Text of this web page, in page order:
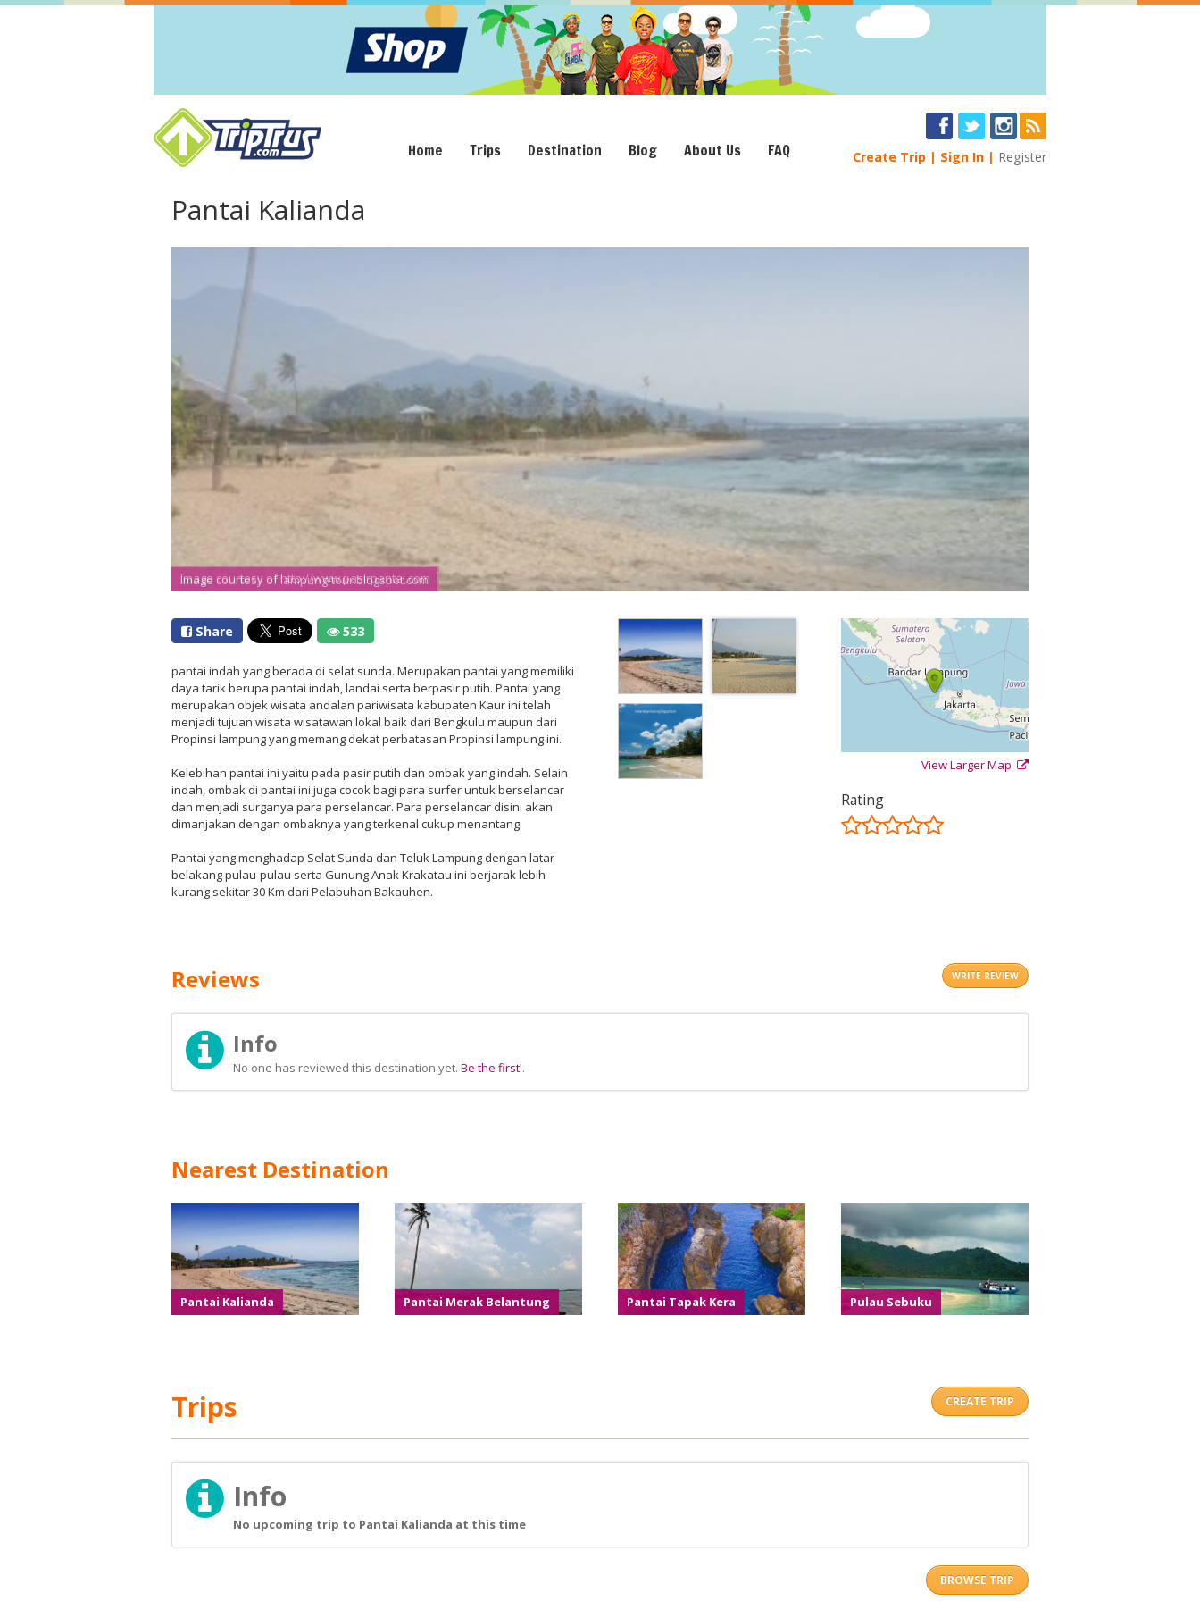
Home Trips Destination Blog About Us FAQ Create Trip Sign In Register
Pantai Kalianda
Image courtesy of http://www.pasirpantai.com
Image courtesy of lampung-tour.blogspot.com
Share 533
pantai indah yang berada di selat sunda. Merupakan pantai yang memiliki
daya tarik berupa pantai indah, landai serta berpasir putih. Pantai yang
merupakan objek wisata andalan pariwisata kabupaten Kaur ini telah
menjadi tujuan wisata wisatawan lokal baik dari Bengkulu maupun dari
Propinsi lampung yang memang dekat perbatasan Propinsi lampung ini.
Kelebihan pantai ini yaitu pada pasir putih dan ombak yang indah. Selain
indah, ombak di pantai ini juga cocok bagi para surfer untuk berselancar
dan menjadi surganya para perselancar. Para perselancar disini akan
dimanjakan dengan ombaknya yang terkenal cukup menantang.
Pantai yang menghadap Selat Sunda dan Teluk Lampung dengan latar
belakang pulau-pulau serta Gunung Anak Krakatau ini berjarak lebih
kurang sekitar 30 Km dari Pelabuhan Bakauhen.
View Larger Map
Rating
WRITE REVIEW
Reviews
Info
No one has reviewed this destination yet. Be the first!.
Nearest Destination
Pantai Kalianda Pantai Merak Belantung Pantai Tapak Kera Pulau Sebuku
Trips CREATE TRIP
Info
No upcoming trip to Pantai Kalianda at this time
BROWSE TRIP